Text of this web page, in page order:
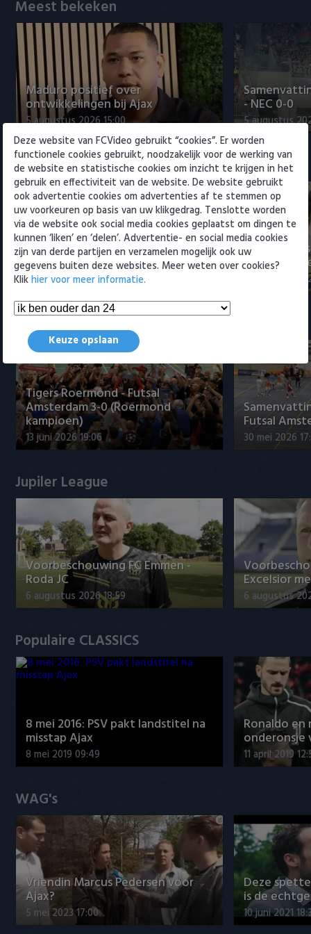
Meest bekeken
Maduro positief over
ontwikkelingen bij Ajax
5 augustus 2026 15:00
- NEC 0-0
5 augustus
Eredivisie
Voorbeschouwing Cambuur-
Excelsior met Plat en El Arguioui
6 augustus 2026 18:49
Maak
5 augustus
Samenvattingen Eredivisie
Tigers Roermond - Futsal
Amsterdam 3-0 (Roermond
kampioen)
13 juni 2026 19:06
Futsal
30 mei 2026
Jupiler League
Voorbeschouwing FC Emmen -
Roda JC
6 augustus 2026 18:59
Excelsior
6 augustus
Populaire CLASSICS
8 mei 2016: PSV pakt landstitel na
misstap Ajax
8 mei 2019 09:49
Ronaldo
onderonsje
11 april 2019
WAG's
Vriendin Marcus Pedersen voor
Ajax?
5 mei 2023 17:00
Deze
is de
10 juni 2021
Deze website van FCVideo gebruikt “cookies”. Er worden
functionele cookies gebruikt, noodzakelijk voor de werking van
de website en statistische cookies om inzicht te krijgen in het
gebruik en effectiviteit van de website. De website gebruikt
ook advertentie cookies om advertenties af te stemmen op
uw voorkeuren op basis van uw klikgedrag. Tenslotte worden
via de website ook social media cookies geplaatst om dingen te
kunnen ‘liken’ en ‘delen’. Advertentie- en social media cookies
zijn van derde partijen en verzamelen mogelijk ook uw
gegevens buiten deze websites. Meer weten over cookies?
Klikhier voor meer informatie.
Keuze opslaan